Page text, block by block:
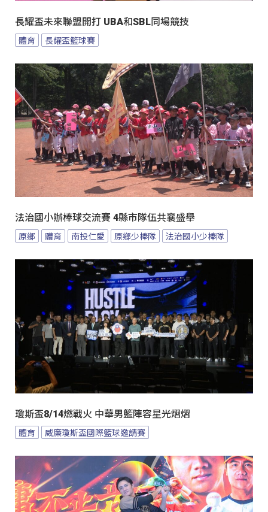
長耀盃未來聯盟開打 UBA和SBL同場競技
體育 長耀盃籃球賽
法治國小辦棒球交流賽 4縣市隊伍共襄盛舉
原鄉 體育 南投仁愛 原鄉少棒隊 法治國小少棒隊
瓊斯盃8/14燃戰火 中華男籃陣容星光熠熠
體育 威廉瓊斯盃國際籃球邀請賽